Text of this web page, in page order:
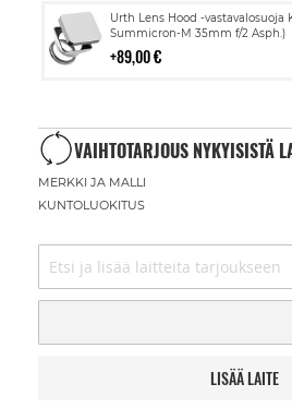
Urth Lens Hood -vastavalosuoja
Summicron-M 35mm f/2 Asph.)
89,00 €
Lisää
ostoskoriin
VAIHTOTARJOUS NYKYISISTÄ
MERKKI JA MALLI
KUNTOLUOKITUS
LISÄÄ LAITE